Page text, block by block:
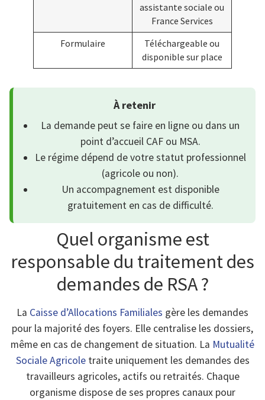
assistante sociale ou
France Services
Formulaire
Téléchargeable ou
disponible sur place
À retenir
La demande peut se faire en ligne ou dans un
point d’accueil CAF ou MSA.
Le régime dépend de votre statut professionnel
(agricole ou non).
Un accompagnement est disponible
gratuitement en cas de difficulté.
Quel organisme est
responsable du traitement des
demandes de RSA ?
La Caisse d’Allocations Familiales gère les demandes
pour la majorité des foyers. Elle centralise les dossiers,
même en cas de changement de situation. La Mutualité
Sociale Agricoletraite uniquement les demandes des
travailleurs agricoles, actifs ou retraités. Chaque
organisme dispose de ses propres canaux pour